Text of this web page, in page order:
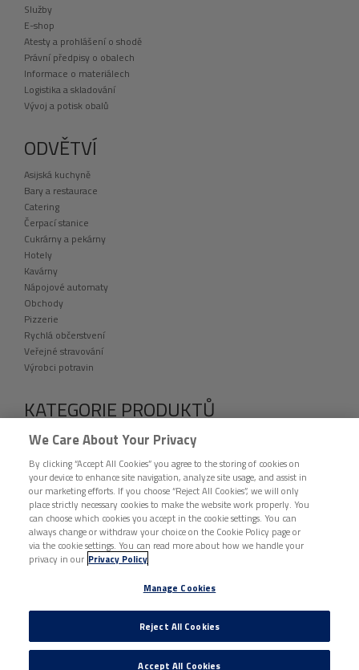
Služby
E-shop
Atesty a prohlášení o shodě
Právní předpisy o obalech
Informace o materiálech
Logistika a skladování
Vývoj a potisk obalů
ODVĚTVÍ
Asijská kuchyně
Bary a restaurace
Catering
Čerpací stanice
Cukrárny a pekárny
Hotely
Kavárny
Nápojové automaty
Obchody
Pizzerie
Rychlá občerstvení
Veřejné stravování
Výrobci potravin
KATEGORIE PRODUKTŮ
VÝPRODEJ
Folie a přířezy
Etikety
Jednorázové nádobí a catering
Hygiena a úklid
Ochranné pomůcky
Tašky, pytle a sáčky
Vybavení provozoven
DISTRIBUCE BUNZL ČESKÁ REPUBLIKA © 2026 VŠECHNA PRÁVA VYHRAZENA. |
ZÁSADY OCHRANY OSOBNÍCH ÚDAJŮ|ZÁSADY O SOUBORECH COOKIE|
Manage Cookies
We Care About Your Privacy
By clicking “Accept All Cookies” you agree to the storing of cookies on
your device to enhance site navigation, analyze site usage, and assist in
our marketing efforts. If you choose “Reject All Cookies”, we will only
place strictly necessary cookies to make the website work properly. You
can choose which cookies you accept in the cookie settings. You can
always change or withdraw your choice on the Cookie Policy page or
via the cookie settings. You can read more about how we handle your
privacy in our Privacy Policy
Manage Cookies
Reject All Cookies
Accept All Cookies